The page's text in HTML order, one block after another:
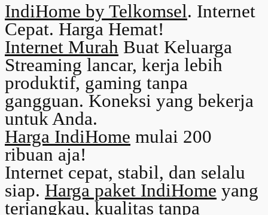
IndiHome by Telkomsel. Internet
Cepat. Harga Hemat!
Internet Murah Buat Keluarga
Streaming lancar, kerja lebih
produktif, gaming tanpa
gangguan. Koneksi yang bekerja
untuk Anda.
Harga IndiHome mulai 200
ribuan aja!
Internet cepat, stabil, dan selalu
siap. Harga paket IndiHome yang
terjangkau, kualitas tanpa